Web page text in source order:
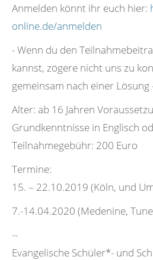
Anmelden könnt ihr euch hier:
online.de/anmelden
- Wenn du den
kannst, zögere nicht uns zu
gemeinsam nach einer Lösung
Alter: ab 16 Jahren
Grundkenntnisse in Englisch
Teilnahmegebühr: 200 Euro
Termine:
15. – 22.10.2019 (Köln, und
7.-14.04.2020 (Medenine,
--
Evangelische Schüler*- und